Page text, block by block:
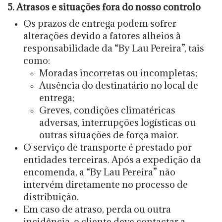
5. Atrasos e situações fora do nosso controlo
Os prazos de entrega podem sofrer
alterações devido a fatores alheios à
responsabilidade da “By Lau Pereira”, tais
como:
Moradas incorretas ou incompletas;
Ausência do destinatário no local de
entrega;
Greves, condições climatéricas
adversas, interrupções logísticas ou
outras situações de força maior.
O serviço de transporte é prestado por
entidades terceiras. Após a expedição da
encomenda, a “By Lau Pereira” não
intervém diretamente no processo de
distribuição.
Em caso de atraso, perda ou outra